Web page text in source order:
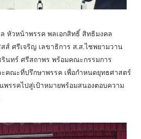
หัวหน้าพรรค พลเอกสิทธิ์ สิทธิมงคล
ส์ ศรีเจริญ เลขาธิการ ส.ส.ไชพยามวาน
นทร์ ศรีสถาพร พร้อมคณะกรรมการ
คณะที่ปรึกษาพรรค เพื่อกำหนดยุทธศาสตร์
พรรคไปสู่เป้าหมายพร้อมสนองตอบความ